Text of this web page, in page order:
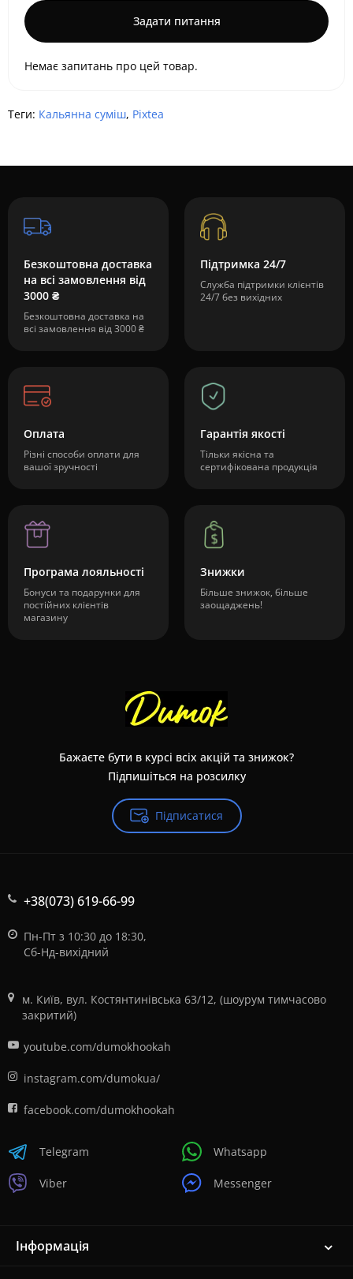
Задати питання
Немає запитань про цей товар.
Теги: Кальянна суміш, Pixtea
Безкоштовна доставка
на всі замовлення від
3000 ₴
Безкоштовна доставка на
всі замовлення від 3000 ₴
Підтримка 24/7
Служба підтримки клієнтів
24/7 без вихідних
Оплата
Різні способи оплати для
вашої зручності
Гарантія якості
Тільки якісна та
сертифікована продукція
Програма лояльності
Бонуси та подарунки для
постійних клієнтів
магазину
Знижки
Більше знижок, більше
заощаджень!
Бажаєте бути в курсі всіх акцій та знижок?
Підпишіться на розсилку
Підписатися
+38(073) 619-66-99
Пн-Пт з 10:30 до 18:30,
Сб-Нд-вихідний
м. Київ, вул. Костянтинівська 63/12, (шоурум тимчасово
закритий)
youtube.com/dumokhookah
instagram.com/dumokua/
facebook.com/dumokhookah
Telegram
Viber
Whatsapp
Messenger
Інформація